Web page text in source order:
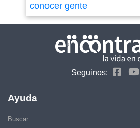
conocer gente
Seguinos:
Ayuda
Buscar